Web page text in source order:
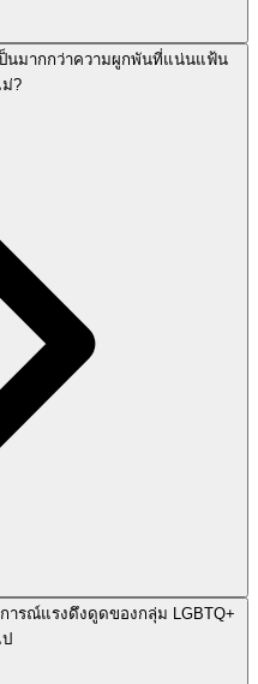
นมากกว่าความผูกพันที่แน่นแฟ้น
?
ารณ์แรงดึงดูดของกลุ่ม LGBTQ+